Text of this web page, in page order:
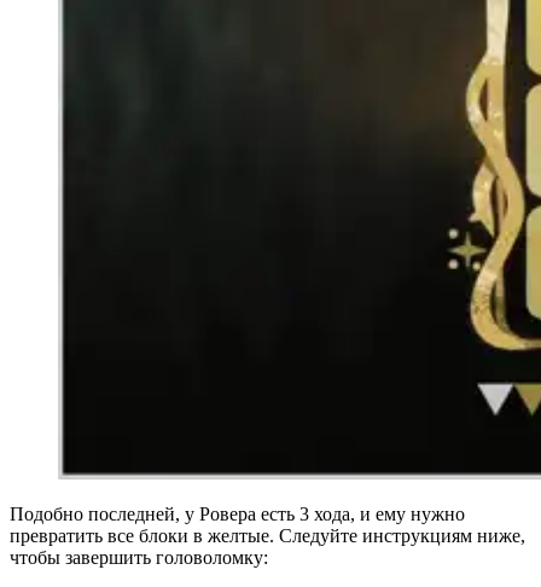
Подобно последней, у Ровера есть 3 хода, и ему нужно
превратить все блоки в желтые. Следуйте инструкциям ниже,
чтобы завершить головоломку: